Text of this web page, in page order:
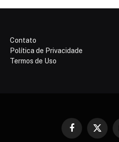
Contato
Política de Privacidade
Termos de Uso
Facebook
X